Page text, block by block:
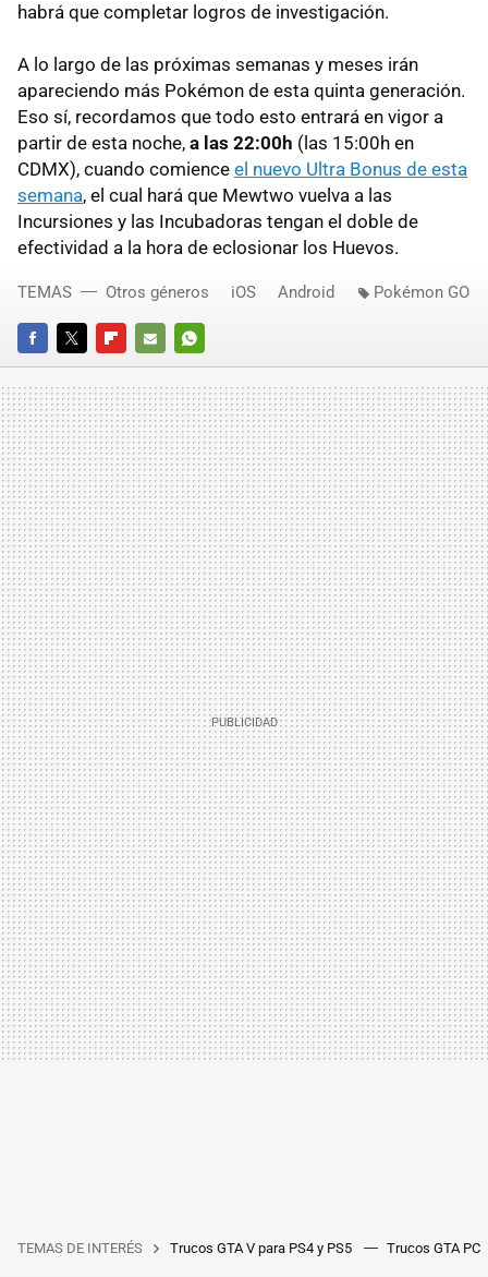
habrá que completar logros de investigación.
A lo largo de las próximas semanas y meses irán
apareciendo más Pokémon de esta quinta generación.
Eso sí, recordamos que todo esto entrará en vigor a
partir de esta noche, a las 22:00h (las 15:00h en
CDMX), cuando comience el nuevo Ultra Bonus de esta
semana, el cual hará que Mewtwo vuelva a las
Incursiones y las Incubadoras tengan el doble de
efectividad a la hora de eclosionar los Huevos.
FACEBOOKTWITTERFLIPBOARD
E-
MAIL
WHATSAPP
TEMAS Otros géneros iOS Android Pokémon GO
TEMAS DE INTERÉS Trucos GTA V para PS4 y PS5 Trucos GTA PC